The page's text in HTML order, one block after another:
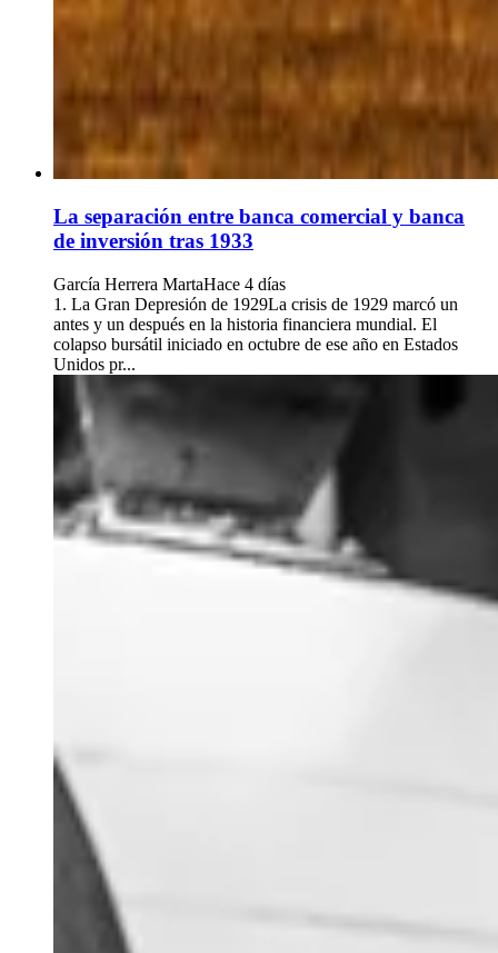
La separación entre banca comercial y banca
de inversión tras 1933
García Herrera MartaHace 4 días
1. La Gran Depresión de 1929La crisis de 1929 marcó un
antes y un después en la historia financiera mundial. El
colapso bursátil iniciado en octubre de ese año en Estados
Unidos pr...